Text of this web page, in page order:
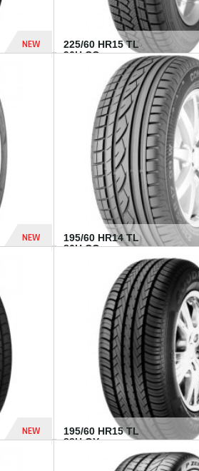
NEW
432 Dhs
225/60 HR15 TL
96H CO...
NEW
195/60 HR14 TL
86H CO...
NEW
195/60 HR15 TL
88H GY...